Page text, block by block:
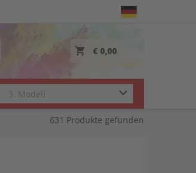
€ 0,00
631 Produkte gefunden